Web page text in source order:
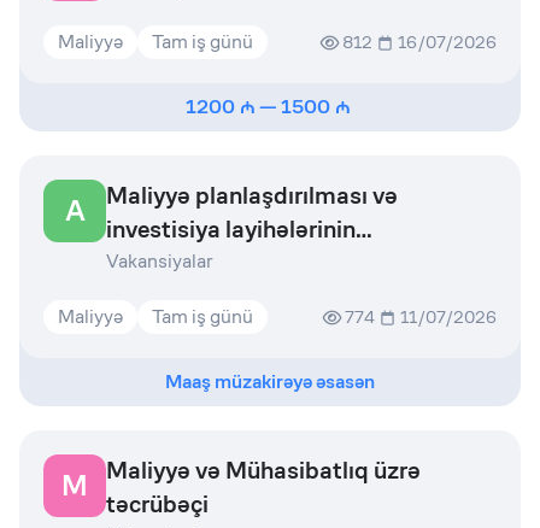
Maliyyə Tam iş günü 812 16/07/2026
1200 —1500
A
Maliyyə planlaşdırılması və
investisiya layihələrinin
qiymətləndirilməsi sektoru
Vakansiyalar
Maliyyə Tam iş günü 774 11/07/2026
Maaş müzakirəyə əsasən
M
Maliyyə və Mühasibatlıq üzrə
təcrübəçi